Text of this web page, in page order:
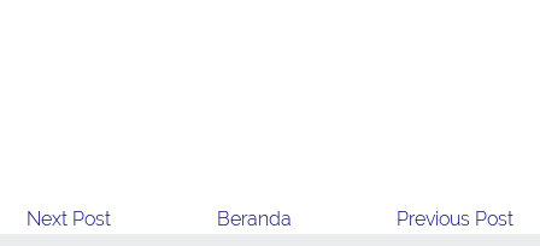
Next Post Previous Post
Beranda